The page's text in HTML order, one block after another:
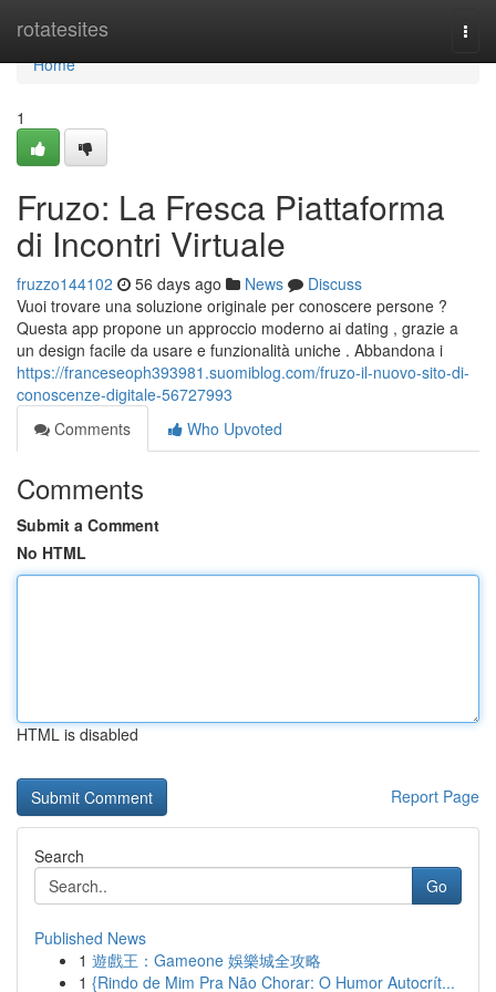
rotatesites
Home
Home
1
Fruzo: La Fresca Piattaforma
di Incontri Virtuale
fruzzo144102 56 days ago News
Discuss
Vuoi trovare una soluzione originale per conoscere persone ?
Questa app propone un approccio moderno ai dating , grazie a
un design facile da usare e funzionalità uniche . Abbandona i
https://franceseoph393981.suomiblog.com/fruzo-il-nuovo-sito-di-
conoscenze-digitale-56727993
Comments
Who Upvoted
Comments
Submit a Comment
No HTML
HTML is disabled
Report Page
Search
Go
Published News
1 遊戲王：Gameone 娛樂城全攻略
1 {Rindo de Mim Pra Não Chorar: O Humor Autocrít...